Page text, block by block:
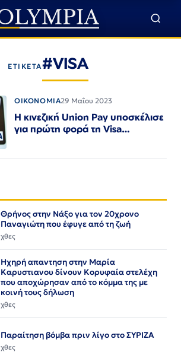
ΕΤΙΚΕΤΑ#VISA
ΟΙΚΟΝΟΜΙΑ29 Μαΐου 2023
Η κινεζική Union Pay υποσκέλισε
για πρώτη φορά τη Visa…
Θρήνος στην Νάξο για τον 20χρονο
Παναγιώτη που έφυγε από τη ζωή
χθες
Ηχηρή απαντηση στην Μαρία
Καρυστιανου δίνουν Κορυφαία στελέχη
που αποχώρησαν από το κόμμα της με
κοινή τους δήλωση
χθες
Παραίτηση βόμβα πριν λίγο στο ΣΥΡΙΖΑ
χθες